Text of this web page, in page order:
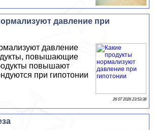
давление при
давление
повышающие
повышают
при гипотонии
26 07 2026 23:53:38